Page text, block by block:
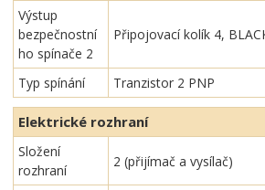
Výstup
bezpečnostní
ho spínače 2
Připojovací kolík 4,
Typ spínání Tranzistor 2 PNP
Elektrické rozhraní
Složení
rozhraní
2 (přijímač a vysílač)